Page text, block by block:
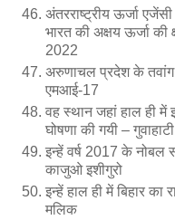
अंतरराष्ट्रीय ऊर्जा
भारत की अक्षय ऊर्जा की
2022
अरुणाचल प्रदेश के तवांग
एमआई-17
वह स्थान जहां हाल ही में
घोषणा की गयी – गुवाहाटी
इन्हें वर्ष 2017 के नोबल
काजुओ इशीगुरो
इन्हें हाल ही में बिहार का
मलिक